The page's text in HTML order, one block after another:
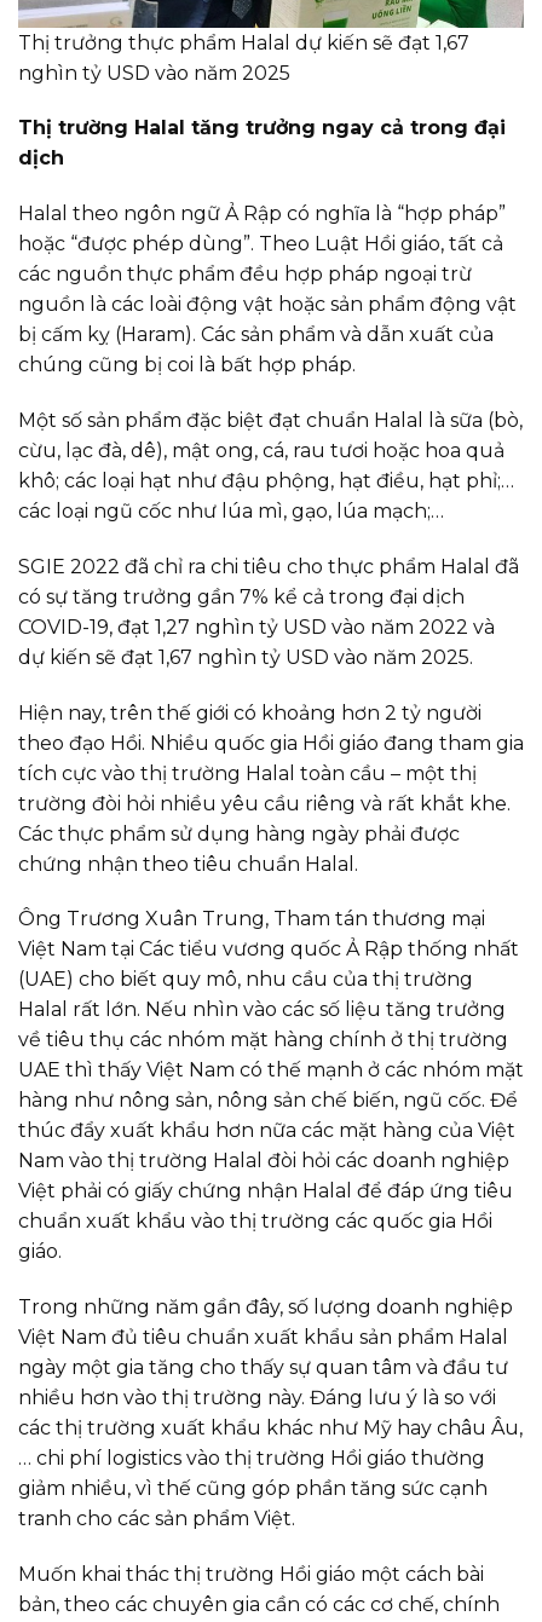
Thị trưởng thực phẩm Halal dự kiến sẽ đạt 1,67
nghìn tỷ USD vào năm 2025
Thị trường Halal tăng trưởng ngay cả trong đại
dịch
Halal theo ngôn ngữ Ả Rập có nghĩa là “hợp pháp”
hoặc “được phép dùng”. Theo Luật Hồi giáo, tất cả
các nguồn thực phẩm đều hợp pháp ngoại trừ
nguồn là các loài động vật hoặc sản phẩm động vật
bị cấm kỵ (Haram). Các sản phẩm và dẫn xuất của
chúng cũng bị coi là bất hợp pháp.
Một số sản phẩm đặc biệt đạt chuẩn Halal là sữa (bò,
cừu, lạc đà, dê), mật ong, cá, rau tươi hoặc hoa quả
khô; các loại hạt như đậu phộng, hạt điều, hạt phỉ;…
các loại ngũ cốc như lúa mì, gạo, lúa mạch;…
SGIE 2022 đã chỉ ra chi tiêu cho thực phẩm Halal đã
có sự tăng trưởng gần 7% kể cả trong đại dịch
COVID-19, đạt 1,27 nghìn tỷ USD vào năm 2022 và
dự kiến sẽ đạt 1,67 nghìn tỷ USD vào năm 2025.
Hiện nay, trên thế giới có khoảng hơn 2 tỷ người
theo đạo Hồi. Nhiều quốc gia Hồi giáo đang tham gia
tích cực vào thị trường Halal toàn cầu – một thị
trường đòi hỏi nhiều yêu cầu riêng và rất khắt khe.
Các thực phẩm sử dụng hàng ngày phải được
chứng nhận theo tiêu chuẩn Halal.
Ông Trương Xuân Trung, Tham tán thương mại
Việt Nam tại Các tiểu vương quốc Ả Rập thống nhất
(UAE) cho biết quy mô, nhu cầu của thị trường
Halal rất lớn. Nếu nhìn vào các số liệu tăng trưởng
về tiêu thụ các nhóm mặt hàng chính ở thị trường
UAE thì thấy Việt Nam có thế mạnh ở các nhóm mặt
hàng như nông sản, nông sản chế biến, ngũ cốc. Để
thúc đẩy xuất khẩu hơn nữa các mặt hàng của Việt
Nam vào thị trường Halal đòi hỏi các doanh nghiệp
Việt phải có giấy chứng nhận Halal để đáp ứng tiêu
chuẩn xuất khẩu vào thị trường các quốc gia Hồi
giáo.
Trong những năm gần đây, số lượng doanh nghiệp
Việt Nam đủ tiêu chuẩn xuất khẩu sản phẩm Halal
ngày một gia tăng cho thấy sự quan tâm và đầu tư
nhiều hơn vào thị trường này. Đáng lưu ý là so với
các thị trường xuất khẩu khác như Mỹ hay châu Âu,
… chi phí logistics vào thị trường Hồi giáo thường
giảm nhiều, vì thế cũng góp phần tăng sức cạnh
tranh cho các sản phẩm Việt.
Muốn khai thác thị trường Hồi giáo một cách bài
bản, theo các chuyên gia cần có các cơ chế, chính